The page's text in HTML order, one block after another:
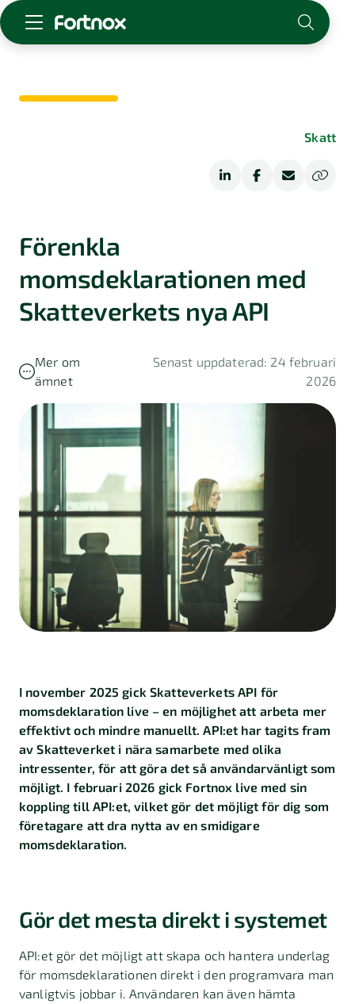
Skaffa Fortnox
Om Fortnox
Karriär
Kontakt
Skatt
Förenkla
momsdeklarationen med
Skatteverkets nya API
Mer om
ämnet
Senast uppdaterad: 24 februari
2026
I november 2025 gick Skatteverkets API för
momsdeklaration live – en möjlighet att arbeta mer
effektivt och mindre manuellt. API:et har tagits fram
av Skatteverket i nära samarbete med olika
intressenter, för att göra det så användarvänligt som
möjligt. I februari 2026 gick Fortnox live med sin
koppling till API:et, vilket gör det möjligt för dig som
företagare att dra nytta av en smidigare
momsdeklaration.
Gör det mesta direkt i systemet
API:et gör det möjligt att skapa och hantera underlag
för momsdeklarationen direkt i den programvara man
vanligtvis jobbar i. Användaren kan även hämta